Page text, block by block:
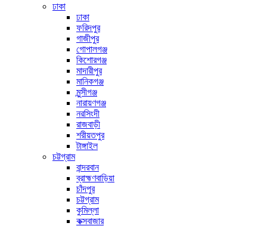
ঢাকা
ঢাকা
ফরিদপুর
গাজীপুর
গোপালগঞ্জ
কিশোরগঞ্জ
মাদারীপুর
মানিকগঞ্জ
মুন্সীগঞ্জ
নারায়ণগঞ্জ
নরসিংদী
রাজবাড়ী
শরীয়তপুর
টাঙ্গাইল
চট্টগ্রাম
বান্দরবান
ব্রাহ্মণবাড়িয়া
চাঁদপুর
চট্টগ্রাম
কুমিল্লা
কক্সবাজার